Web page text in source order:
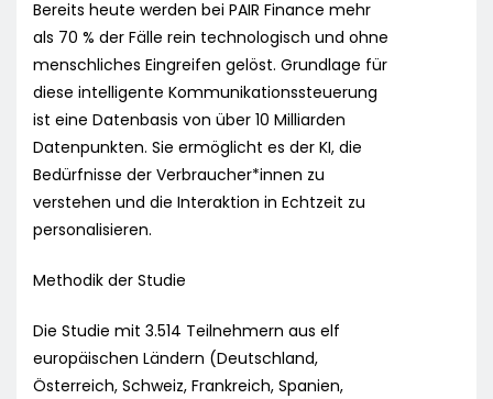
Bereits heute werden bei PAIR Finance mehr
als 70 % der Fälle rein technologisch und ohne
menschliches Eingreifen gelöst. Grundlage für
diese intelligente Kommunikationssteuerung
ist eine Datenbasis von über 10 Milliarden
Datenpunkten. Sie ermöglicht es der KI, die
Bedürfnisse der Verbraucher*innen zu
verstehen und die Interaktion in Echtzeit zu
personalisieren.
Methodik der Studie
Die Studie mit 3.514 Teilnehmern aus elf
europäischen Ländern (Deutschland,
Österreich, Schweiz, Frankreich, Spanien,